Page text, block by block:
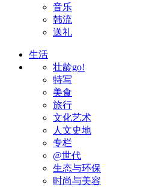
音乐
韩流
送礼
生活
壮龄go!
特写
美食
旅行
文化艺术
人文史地
专栏
@世代
生态与环保
时尚与美容